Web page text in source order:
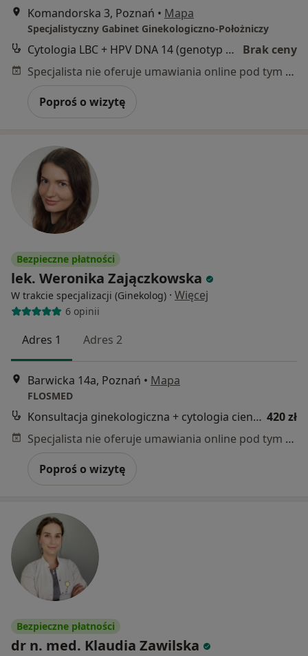
Komandorska 3, Poznań • Mapa
Specjalistyczny Gabinet Ginekologiczno-Położniczy
Cytologia LBC + HPV DNA 14 (genotyp 6, 11 i 16, 18)
Brak ceny
Specjalista nie oferuje umawiania online pod tym adresem.
Poproś o wizytę
Bezpieczne płatności
lek. Weronika Zajączkowska
W trakcie specjalizacji (Ginekolog) · Więcej
6 opinii
Adres 1 Adres 2
Barwicka 14a, Poznań • Mapa
FLOSMED
Konsultacja ginekologiczna + cytologia cienkowarstwowa LBC 420 zł
Specjalista nie oferuje umawiania online pod tym adresem.
Poproś o wizytę
Bezpieczne płatności
dr n. med. Klaudia Zawilska